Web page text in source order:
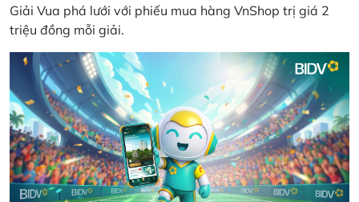
Giải Vua phá lưới với phiếu mua hàng VnShop trị giá 2
triệu đồng mỗi giải.